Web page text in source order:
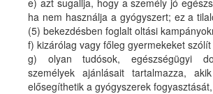
ha nem használja a gyógyszert; ez a
(5) bekezdésben foglalt oltási
f) kizárólag vagy főleg gyermekeket
g) olyan tudósok, egészségügyi
személyek ajánlásait tartalmazza,
elősegíthetik a gyógyszerek fogyasztását,